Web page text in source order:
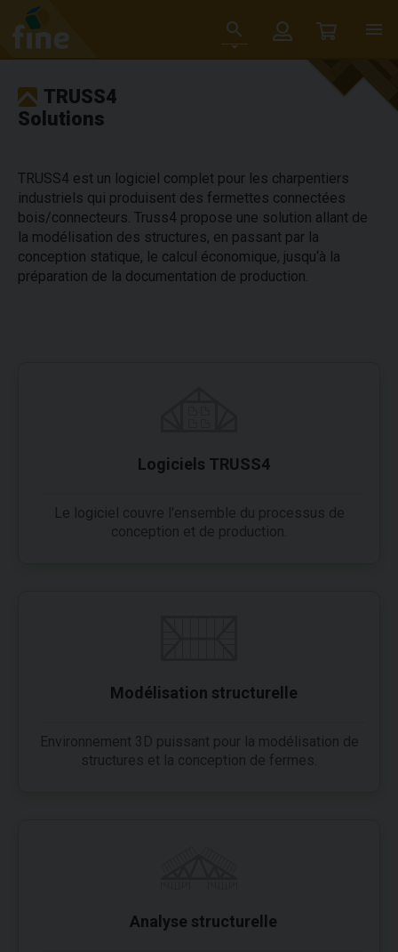
TRUSS4
Solutions
TRUSS4 est un logiciel complet pour les charpentiers
industriels qui produisent des fermettes connectées
bois/connecteurs. Truss4 propose une solution allant de
la modélisation des structures, en passant par la
conception statique, le calcul économique, jusqu‘à la
préparation de la documentation de production.
Logiciels TRUSS4
Le logiciel couvre l'ensemble du processus de
conception et de production.
Modélisation structurelle
Environnement 3D puissant pour la modélisation de
structures et la conception de fermes.
Analyse structurelle